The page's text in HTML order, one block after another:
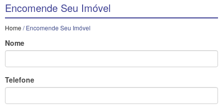
Encomende Seu Imóvel
Home / Encomende Seu Imóvel
Nome
Telefone